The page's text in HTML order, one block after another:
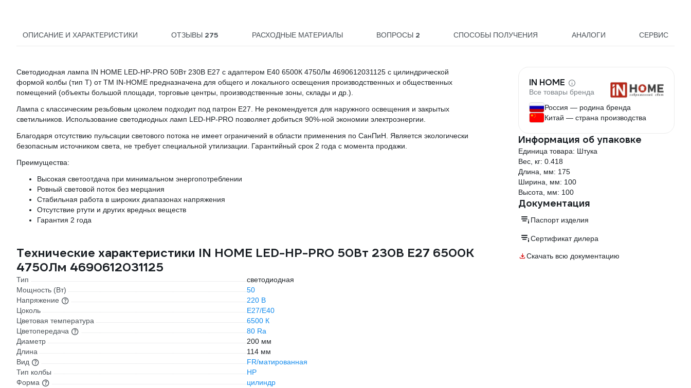
ОПИСАНИЕ И ХАРАКТЕРИСТИКИ ОТЗЫВЫ 275 РАСХОДНЫЕ МАТЕРИАЛЫ ВОПРОСЫ 2 СПОСОБЫ ПОЛУЧЕНИЯ АНАЛОГИ СЕРВИС
Светодиодная лампа IN HOME LED-HP-PRO 50Вт 230В Е27 с адаптером E40 6500К 4750Лм 4690612031125 с цилиндрической
формой колбы (тип Т) от ТМ IN-HOME предназначена для общего и локального освещения производственных и общественных
помещений (объекты большой площади, торговые центры, производственные зоны, склады и др.).
Лампа с классическим резьбовым цоколем подходит под патрон Е27. Не рекомендуется для наружного освещения и закрытых
светильников. Использование светодиодных ламп LED-HP-PRO позволяет добиться 90%-ной экономии электроэнергии.
Благодаря отсутствию пульсации светового потока не имеет ограничений в области применения по СанПиН. Является экологически
безопасным источником света, не требует специальной утилизации. Гарантийный срок 2 года с момента продажи.
Преимущества:
Высокая светоотдача при минимальном энергопотреблении
Ровный световой поток без мерцания
Стабильная работа в широких диапазонах напряжения
Отсутствие ртути и других вредных веществ
Гарантия 2 года
Технические характеристики IN HOME LED-HP-PRO 50Вт 230В Е27 6500К
4750Лм 4690612031125
Тип
светодиодная
Мощность (Вт)
50
Напряжение
220 В
Цоколь
E27/E40
Цветовая температура
6500 К
Цветопередача
80 Ra
Диаметр
200 мм
Длина
114 мм
Вид
FR/матированная
Тип колбы
HP
Форма
цилиндр
IN HOME
Все товары бренда
Россия — родина бренда
Китай — страна производства
Информация об упаковке
Единица товара: Штука
Вес, кг: 0.418
Длина, мм: 175
Ширина, мм: 100
Высота, мм: 100
Документация
Паспорт изделия
Сертификат дилера
Скачать всю документацию